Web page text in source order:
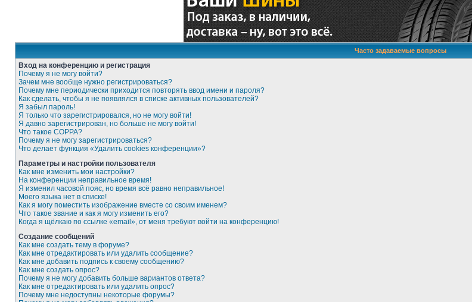
Часто задаваемые вопросы
Вход на конференцию и регистрация
Почему я не могу войти?
Зачем мне вообще нужно регистрироваться?
Почему мне периодически приходится повторять ввод имени и пароля?
Как сделать, чтобы я не появлялся в списке активных пользователей?
Я забыл пароль!
Я только что зарегистрировался, но не могу войти!
Я давно зарегистрирован, но больше не могу войти!
Что такое COPPA?
Почему я не могу зарегистрироваться?
Что делает функция «Удалить cookies конференции»?
Параметры и настройки пользователя
Как мне изменить мои настройки?
На конференции неправильное время!
Я изменил часовой пояс, но время всё равно неправильное!
Моего языка нет в списке!
Как я могу поместить изображение вместе со своим именем?
Что такое звание и как я могу изменить его?
Когда я щёлкаю по ссылке «email», от меня требуют войти на конференцию!
Создание сообщений
Как мне создать тему в форуме?
Как мне отредактировать или удалить сообщение?
Как мне добавить подпись к своему сообщению?
Как мне создать опрос?
Почему я не могу добавить больше вариантов ответа?
Как мне отредактировать или удалить опрос?
Почему мне недоступны некоторые форумы?